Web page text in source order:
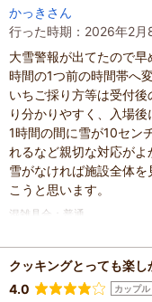
投稿日：2026年2月28日
かっきさん
行った時期：2026年2月
大雪警報が出てたので
時間の1つ前の時間帯へ
いちご採り方等は受付
り分かりやすく、入場後
1時間の間に雪が10セン
れるなど親切な対応がよ
雪がなければ施設全体
こうと思います。
混雑具合
普通
人数：未設定
投稿日： 2026年2月9日
クッキングとっても楽し
4.0
カップ